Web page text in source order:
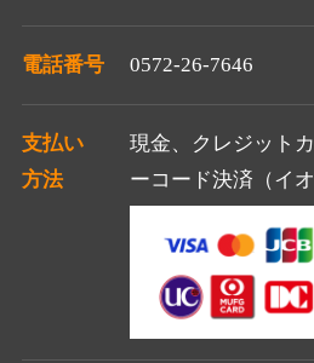
電話番号 0572-26-7646
支払い
方法
現金、クレジット
ーコード決済（イオ